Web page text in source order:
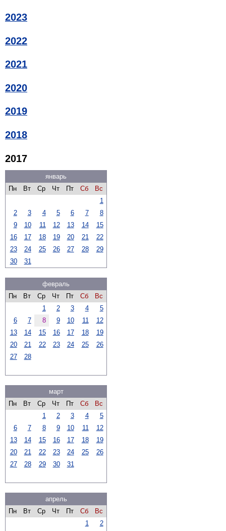
2023
2022
2021
2020
2019
2018
2017
январь
Пн
Вт Ср Чт Пт Сб
Вс
1
2
3 4 5 6 7
8
9
10 11 12 13 14
15
16
17 18 19 20 21
22
23
24 25 26 27 28
29
30
31
февраль
Пн
Вт Ср Чт Пт Сб
Вс
1
2 3 4
5
6
7 8 9 10 11
12
13
14 15 16 17 18
19
20
21 22 23 24 25
26
27
28
март
Пн
Вт Ср Чт Пт Сб
Вс
1
2 3 4
5
6
7 8 9 10 11
12
13
14 15 16 17 18
19
20
21 22 23 24 25
26
27
28 29 30 31
апрель
Пн
Вт Ср Чт Пт Сб
Вс
1
2